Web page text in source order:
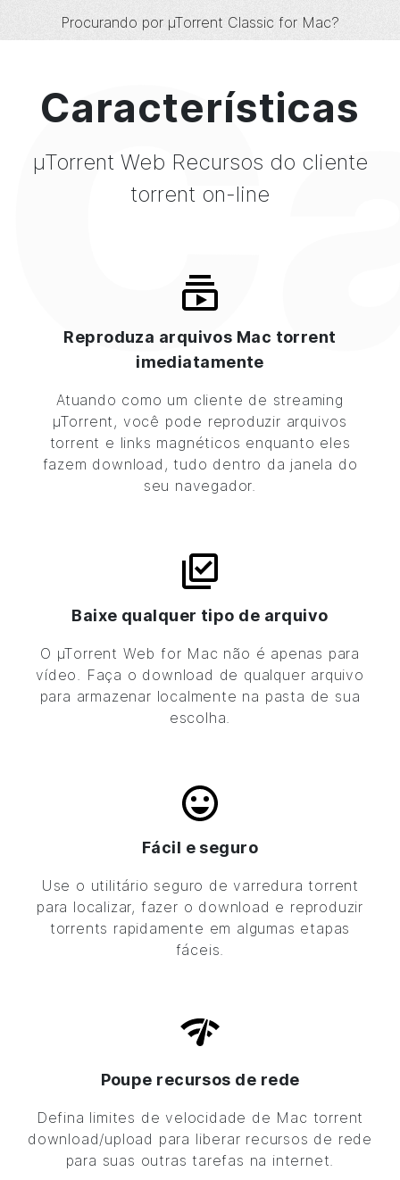
Procurando por µTorrent Classic for Mac?
Características
µTorrent Web Recursos do cliente
torrent on-line
Reproduza arquivos Mac torrent
imediatamente
Atuando como um cliente de streaming
µTorrent , você pode reproduzir arquivos
torrent e links magnéticos enquanto eles
fazem download, tudo dentro da janela do
seu navegador.
Baixe qualquer tipo de arquivo
O µTorrent Web for Mac não é apenas para
vídeo. Faça o download de qualquer arquivo
para armazenar localmente na pasta de sua
escolha.
Fácil e seguro
Use o utilitário seguro de varredura torrent
para localizar, fazer o download e reproduzir
torrents rapidamente em algumas etapas
fáceis.
Poupe recursos de rede
Defina limites de velocidade de Mac torrent
download/upload para liberar recursos de rede
para suas outras tarefas na internet.